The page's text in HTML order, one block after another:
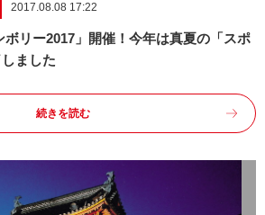
2017.08.08 17:22
ボリー2017」開催！今年は真夏の「スポ
ました
続きを読む